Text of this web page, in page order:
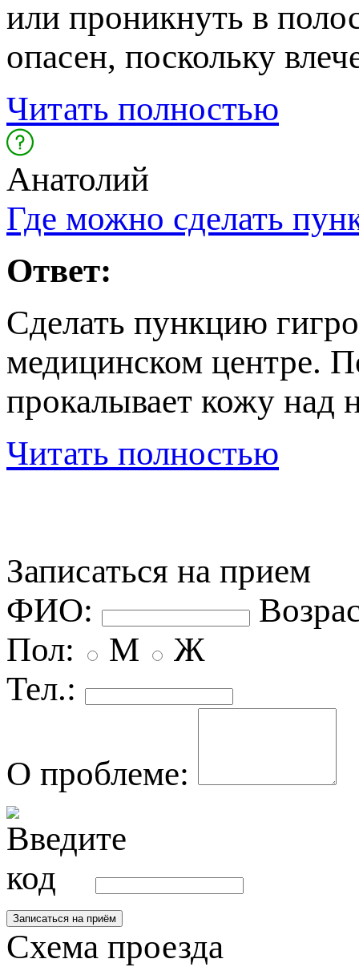
или проникнуть в
опасен, поскольку
Читать полностью
Анатолий
Где можно сделать
Ответ:
Сделать пункцию
медицинском центре.
рокалывает кожу над
Читать полностью
Записаться на прием
ФИО:
Пол:
М
Ж
Тел.:
О проблеме:
Схема проезда